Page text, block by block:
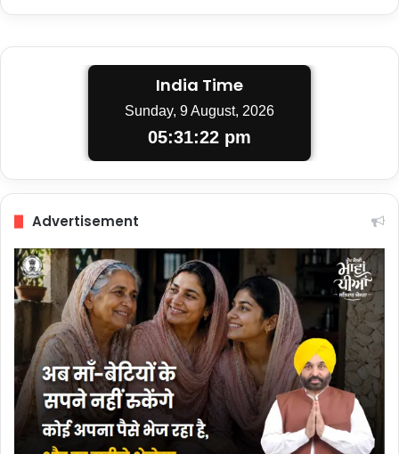
India Time
Sunday, 9 August, 2026
05:31:23 pm
Advertisement